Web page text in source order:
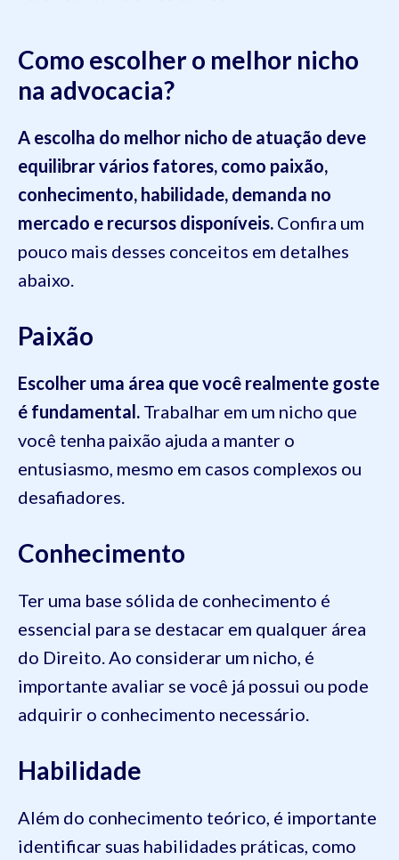
Como escolher o melhor nicho
na advocacia?
A escolha do melhor nicho de atuação deve
equilibrar vários fatores, como paixão,
conhecimento, habilidade, demanda no
mercado e recursos disponíveis. Confira um
pouco mais desses conceitos em detalhes
abaixo.
Paixão
Escolher uma área que você realmente goste
é fundamental. Trabalhar em um nicho que
você tenha paixão ajuda a manter o
entusiasmo, mesmo em casos complexos ou
desafiadores.
Conhecimento
Ter uma base sólida de conhecimento é
essencial para se destacar em qualquer área
do Direito. Ao considerar um nicho, é
importante avaliar se você já possui ou pode
adquirir o conhecimento necessário.
Habilidade
Além do conhecimento teórico, é importante
identificar suas habilidades práticas, como